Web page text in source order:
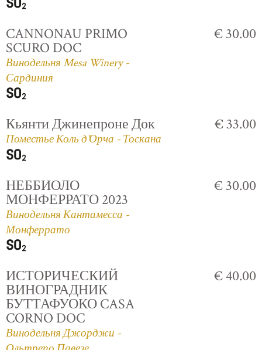
CANNONAU PRIMO
SCURO DOC
Винодельня Mesa Winery -
Сардиния
€ 30.00
Кьянти Джинепроне Док
Поместье Коль д'Орча - Тоскана
€ 33.00
НЕББИОЛО
МОНФЕРРАТО 2023
Винодельня Кантамесса -
Монферрато
€ 30.00
ИСТОРИЧЕСКИЙ
ВИНОГРАДНИК
БУТТАФУОКО CASA
CORNO DOC
Винодельня Джорджи -
€ 40.00